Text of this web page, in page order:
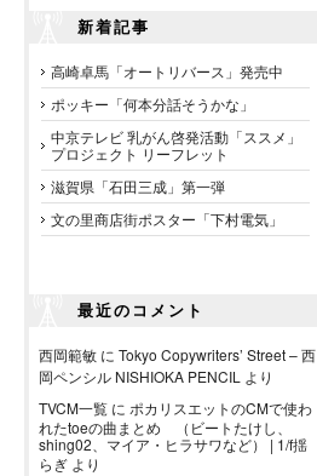
新着記事
高崎卓馬「オートリバース」発売中
ポッキー「何本分話そうかな」
中京テレビ 乳がん啓発活動「ススメ」
プロジェクト リーフレット
滋賀県「石田三成」第一弾
文の里商店街ポスター「下村電気」
最近のコメント
西岡範敏 に Tokyo Copywriters’ Street – 西
岡ペンシル NISHIOKA PENCIL より
TVCM一覧 に ポカリスエットのCMで使わ
れたtoeの曲まとめ （ビートたけし、
shing02、マイア・ヒラサワなど） | 1/f揺
らぎ より